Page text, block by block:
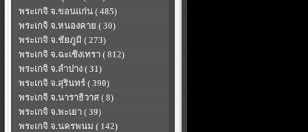
พระเกจิ จ.ขอนแก่น ( 485)
พระเกจิ จ.หนองคาย ( 30)
พระเกจิ จ.ชัยภูมิ ( 273)
พระเกจิ จ.ฉะเชิงเทรา ( 812)
พระเกจิ จ.ลำปาง ( 31)
พระเกจิ จ.สุรินทร์ ( 390)
พระเกจิ จ.นาราธิวาส ( 8)
พระเกจิ จ.พะเยา ( 39)
พระเกจิ จ.นครพนม ( 142)